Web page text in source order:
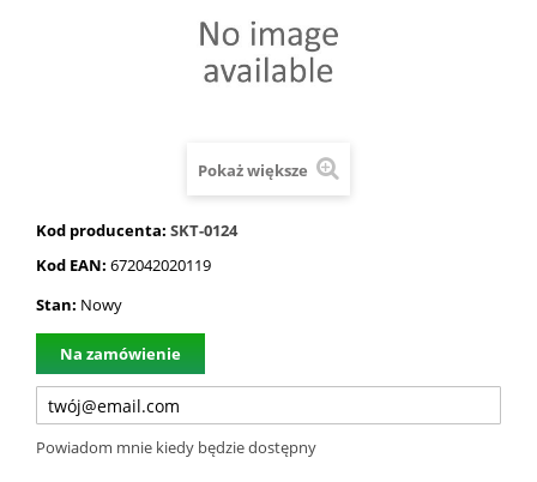
Pokaż większe
Kod producenta: SKT-0124
Kod EAN: 672042020119
Stan: Nowy
Na zamówienie
Powiadom mnie kiedy będzie dostępny